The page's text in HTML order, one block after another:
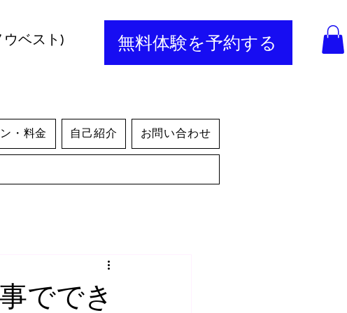
ベスト) 無料体験を予約する
・料金 自己紹介 お問い合わせ
ででき